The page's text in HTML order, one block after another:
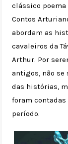
clássico poema
Contos
abordam as
cavaleiros da
Arthur. Por
antigos, não se
das histórias,
foram contadas
período.